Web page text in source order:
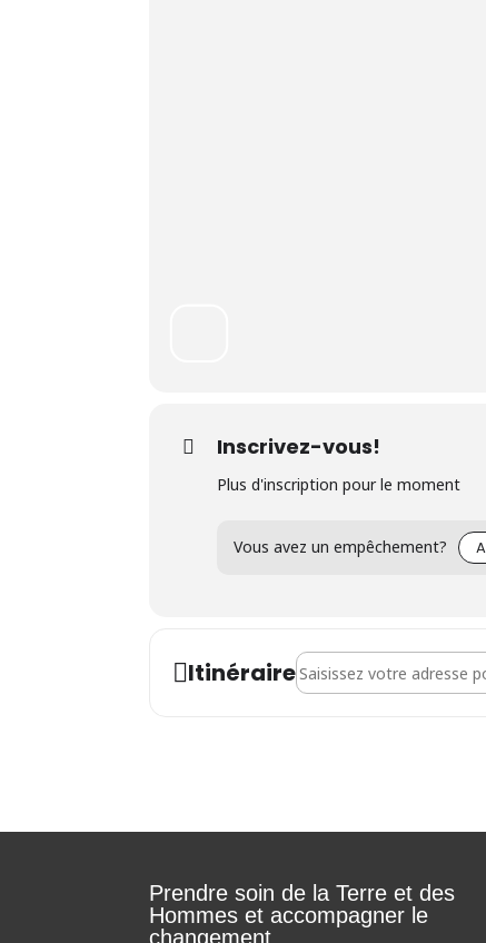
Inscrivez-vous!
Plus d'inscription pour le moment
Vous avez un empêchement?
ItinéraireAddress - Séance
Prendre soin de la Terre et des
Hommes et accompagner le
changement.